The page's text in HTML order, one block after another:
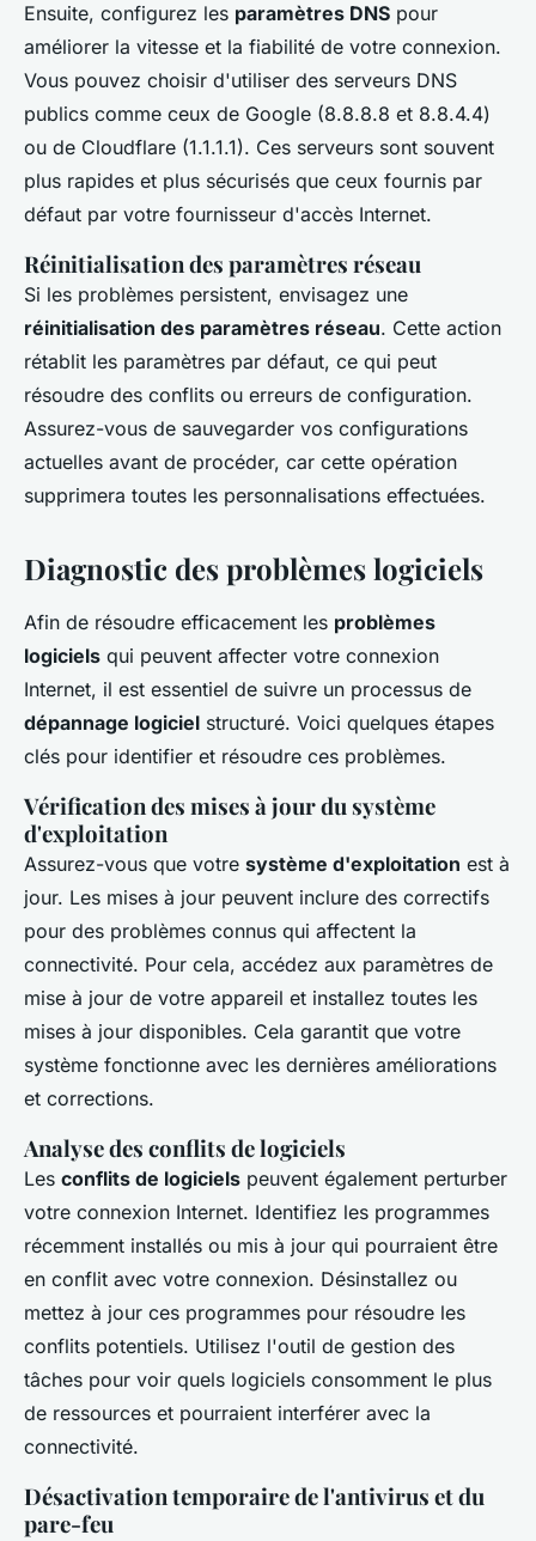
Ensuite, configurez les paramètres DNS pour
améliorer la vitesse et la fiabilité de votre connexion.
Vous pouvez choisir d'utiliser des serveurs DNS
publics comme ceux de Google (8.8.8.8 et 8.8.4.4)
ou de Cloudflare (1.1.1.1). Ces serveurs sont souvent
plus rapides et plus sécurisés que ceux fournis par
défaut par votre fournisseur d'accès Internet.
Réinitialisation des paramètres réseau
Si les problèmes persistent, envisagez une
réinitialisation des paramètres réseau. Cette action
rétablit les paramètres par défaut, ce qui peut
résoudre des conflits ou erreurs de configuration.
Assurez-vous de sauvegarder vos configurations
actuelles avant de procéder, car cette opération
supprimera toutes les personnalisations effectuées.
Diagnostic des problèmes logiciels
Afin de résoudre efficacement les problèmes
logiciels qui peuvent affecter votre connexion
Internet, il est essentiel de suivre un processus de
dépannage logiciel structuré. Voici quelques étapes
clés pour identifier et résoudre ces problèmes.
Vérification des mises à jour du système
d'exploitation
Assurez-vous que votre système d'exploitation est à
jour. Les mises à jour peuvent inclure des correctifs
pour des problèmes connus qui affectent la
connectivité. Pour cela, accédez aux paramètres de
mise à jour de votre appareil et installez toutes les
mises à jour disponibles. Cela garantit que votre
système fonctionne avec les dernières améliorations
et corrections.
Analyse des conflits de logiciels
Les conflits de logiciels peuvent également perturber
votre connexion Internet. Identifiez les programmes
récemment installés ou mis à jour qui pourraient être
en conflit avec votre connexion. Désinstallez ou
mettez à jour ces programmes pour résoudre les
conflits potentiels. Utilisez l'outil de gestion des
tâches pour voir quels logiciels consomment le plus
de ressources et pourraient interférer avec la
connectivité.
Désactivation temporaire de l'antivirus et du
pare-feu